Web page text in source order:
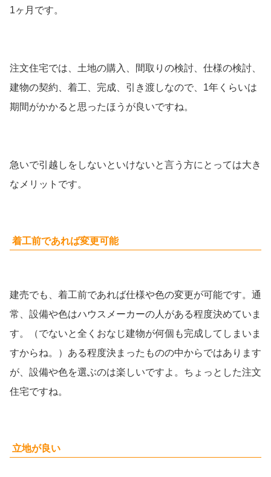
1ヶ月です。
注文住宅では、土地の購入、間取りの検討、仕様の検討、
建物の契約、着工、完成、引き渡しなので、1年くらいは
期間がかかると思ったほうが良いですね。
急いで引越しをしないといけないと言う方にとっては大き
なメリットです。
着工前であれば変更可能
建売でも、着工前であれば仕様や色の変更が可能です。通
常、設備や色はハウスメーカーの人がある程度決めていま
す。（でないと全くおなじ建物が何個も完成してしまいま
すからね。）ある程度決まったものの中からではあります
が、設備や色を選ぶのは楽しいですよ。ちょっとした注文
住宅ですね。
立地が良い